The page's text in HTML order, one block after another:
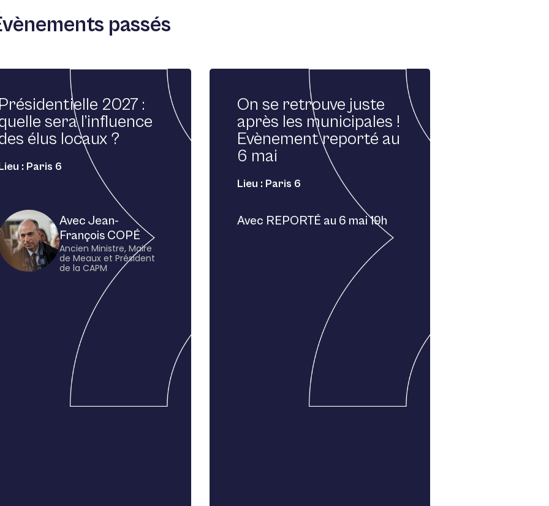
passés
Présidentielle 2027 :
sera l’influence
élus locaux ?
: Paris 6
Avec Jean-
François COPÉ
Ancien Ministre, Maire
de Meaux et Président
de la CAPM
On se retrouve juste
après les municipales !
Evènement reporté au
6 mai
Lieu : Paris 6
Avec REPORTÉ au 6 mai 19h